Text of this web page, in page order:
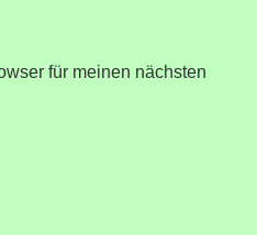
für meinen nächsten